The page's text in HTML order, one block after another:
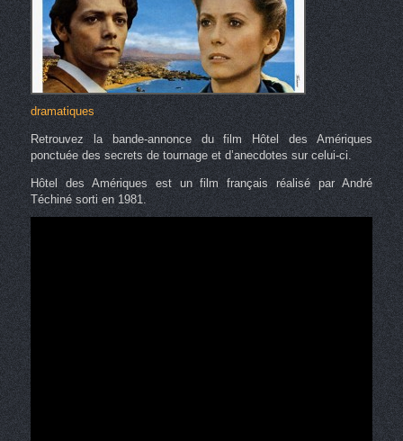
dramatiques
Retrouvez la bande-annonce du film Hôtel des Amériques
ponctuée des secrets de tournage et d’anecdotes sur celui-ci.
Hôtel des Amériques est un film français réalisé par André
Téchiné sorti en 1981.